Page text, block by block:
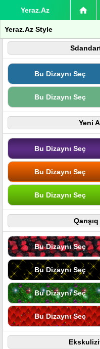
Yeraz.Az
Yeraz.Az Style
Bu Dizaynı Seç
Bu Dizaynı Seç
Yeni
Bu Dizaynı Seç
Bu Dizaynı Seç
Bu Dizaynı Seç
Bu Dizaynı Seç
Bu Dizaynı Seç
Bu Dizaynı Seç
Bu Dizaynı Seç